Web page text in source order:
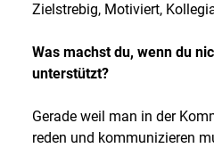
Zielstrebig, Motiviert,
Was machst du, wenn du
unterstützt?
Gerade weil man in der
reden und kommunizieren